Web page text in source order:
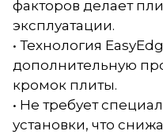
факторов делает
эксплуатации.
• Технология
дополнительную
кромок плиты.
• Не требует
установки, что